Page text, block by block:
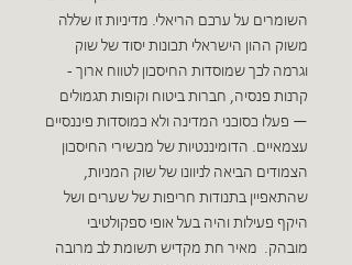
השומרים על‮ ‬ערכם הריאלי‮. ‬מדיניות זו שללה
משוק ההון הישראלי תכונות יסוד של שוק
וגרמה לכך שמוסדות החיסכון לטווח ארוך‮ -
— ‬פעלו כסוכני המדינה ולא כמוסדות פיננסיים
עצמאיים‮. ‬הדומיננטיות של מכשירי החיסכון
הצמודים הביאה לניוונו של שוק‮ ‬המניות‮,
‬שהתאפיין בתנודות חריפות של שערים ושל
היקף פעילות והיה בעל אופי ספקולטיבי
מובהק‮. ‬ מאיר חת‮ ‬מקדיש תשומת לב מרובה